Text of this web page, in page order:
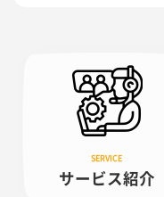
サービス紹介